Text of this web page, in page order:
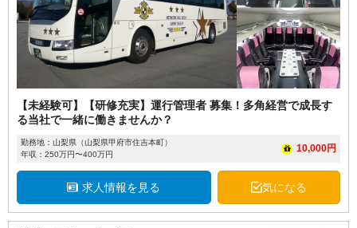
【未経験可】【研修充実】運行管理者 募集！多角経営で成長す
る当社で一緒に働きませんか？
勤務地：山梨県（山梨県甲府市住吉本町）
年収：250万円〜400万円
10,000円
求人情報を見る 気になる